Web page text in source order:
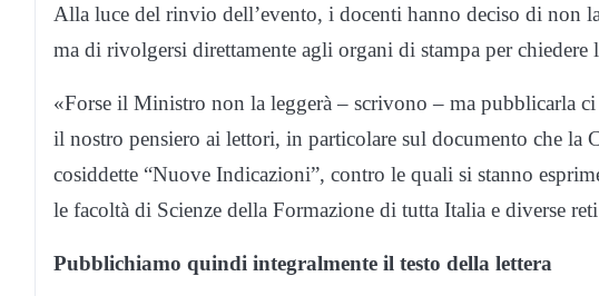
Alla luce del rinvio dell’evento, i docenti hanno deciso di non
ma di rivolgersi direttamente agli organi di stampa per chiedere
«Forse il Ministro non la leggerà – scrivono – ma pubblicarla
il nostro pensiero ai lettori, in particolare sul documento che la
cosiddette “Nuove Indicazioni”, contro le quali si stanno
le facoltà di Scienze della Formazione di tutta Italia e diverse
Pubblichiamo quindi integralmente il testo della lettera